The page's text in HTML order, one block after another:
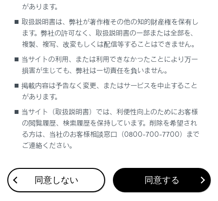
雨の日の高速走行などでは、タイヤと路面のあいだに
水膜が発生し、ハンドルやブレーキが効かなくなるお
それがあるので、スピードは控えめにしてください。
合わせて見られているページ
マルチウェザーライトの点灯
走行モードを切りかえる
ヘッドランプの使用
があります。
取扱説明書は、弊社が著作権その他の知的財産権を保有し
ます。弊社の許可なく、取扱説明書の一部または全部を、
複製、複写、改変もしくは配信等することはできません。
当サイトの利用、または利用できなかったことにより万一
損害が生じても、弊社は一切責任を負いません。
掲載内容は予告なく変更、またはサービスを中止すること
があります。
当サイト（取扱説明書）では、利便性向上のためにお客様
の閲覧履歴、検索履歴を保持しています。削除を希望され
る方は、当社のお客様相談窓口（0800-700-7700）まで
ご連絡ください。
同意しない 同意する